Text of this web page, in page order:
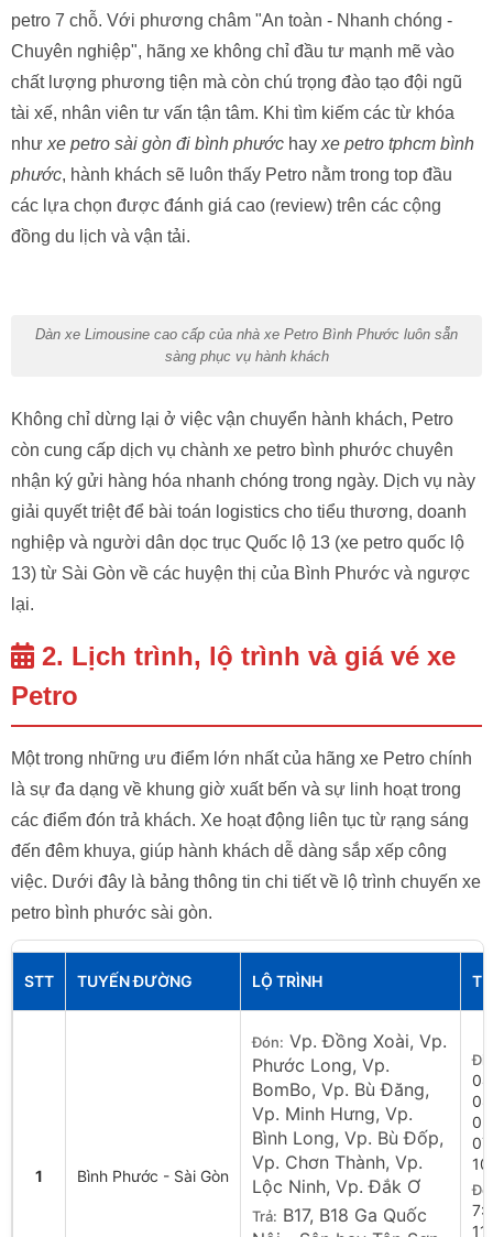
petro 7 chỗ. Với phương châm "An toàn - Nhanh chóng -
Chuyên nghiệp", hãng xe không chỉ đầu tư mạnh mẽ vào
chất lượng phương tiện mà còn chú trọng đào tạo đội ngũ
tài xế, nhân viên tư vấn tận tâm. Khi tìm kiếm các từ khóa
như xe petro sài gòn đi bình phước hay xe petro tphcm bình
phước, hành khách sẽ luôn thấy Petro nằm trong top đầu
các lựa chọn được đánh giá cao (review) trên các cộng
đồng du lịch và vận tải.
Dàn xe Limousine cao cấp của nhà xe Petro Bình Phước luôn sẵn
sàng phục vụ hành khách
Không chỉ dừng lại ở việc vận chuyển hành khách, Petro
còn cung cấp dịch vụ chành xe petro bình phước chuyên
nhận ký gửi hàng hóa nhanh chóng trong ngày. Dịch vụ này
giải quyết triệt để bài toán logistics cho tiểu thương, doanh
nghiệp và người dân dọc trục Quốc lộ 13 (xe petro quốc lộ
13) từ Sài Gòn về các huyện thị của Bình Phước và ngược
lại.
2. Lịch trình, lộ trình và giá vé xe
Petro
Một trong những ưu điểm lớn nhất của hãng xe Petro chính
là sự đa dạng về khung giờ xuất bến và sự linh hoạt trong
các điểm đón trả khách. Xe hoạt động liên tục từ rạng sáng
đến đêm khuya, giúp hành khách dễ dàng sắp xếp công
việc. Dưới đây là bảng thông tin chi tiết về lộ trình chuyến xe
petro bình phước sài gòn.
STT TUYẾN ĐƯỜNG LỘ TRÌNH
1 Bình Phước - Sài Gòn
Đón: Vp. Đồng Xoài, Vp.
Phước Long, Vp.
BomBo, Vp. Bù Đăng,
Vp. Minh Hưng, Vp.
Bình Long, Vp. Bù Đốp,
Vp. Chơn Thành, Vp.
Lộc Ninh, Vp. Đắk Ơ
Trả: B17, B18 Ga Quốc
Đi: